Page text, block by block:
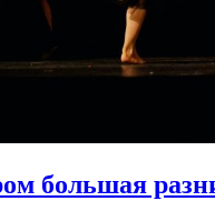
большая